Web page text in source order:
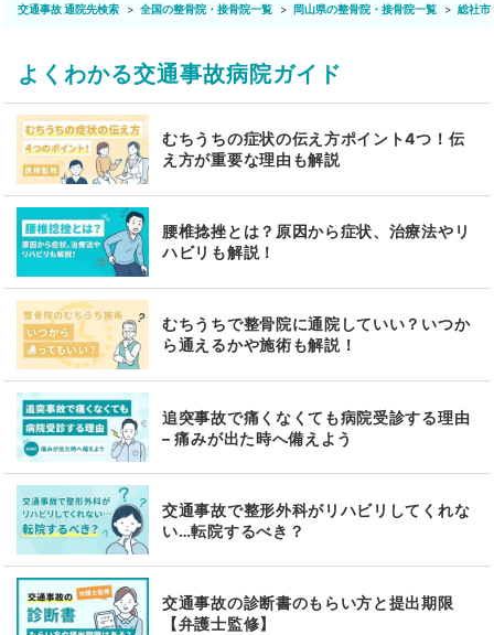
交通事故 通院先検索 全国の整骨院・接骨院一覧 岡山県の整骨院・接骨院一覧 総社市
よくわかる交通事故病院ガイド
むちうちの症状の伝え方ポイント4つ！伝
え方が重要な理由も解説
腰椎捻挫とは？原因から症状、治療法やリ
ハビリも解説！
むちうちで整骨院に通院していい？いつか
ら通えるかや施術も解説！
追突事故で痛くなくても病院受診する理由
– 痛みが出た時へ備えよう
交通事故で整形外科がリハビリしてくれな
い…転院するべき？
交通事故の診断書のもらい方と提出期限
【弁護士監修】